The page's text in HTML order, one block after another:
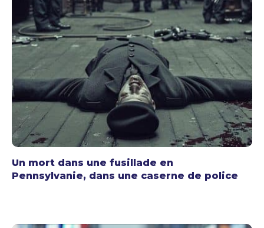
Un mort dans une fusillade en
Pennsylvanie, dans une caserne de police